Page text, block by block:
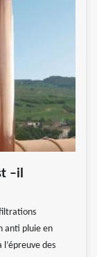
–il
anti pluie en
des